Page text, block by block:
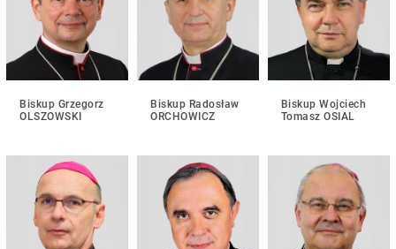
Biskup Grzegorz
OLSZOWSKI
Biskup Radosław
ORCHOWICZ
Biskup Wojciech
Tomasz OSIAL